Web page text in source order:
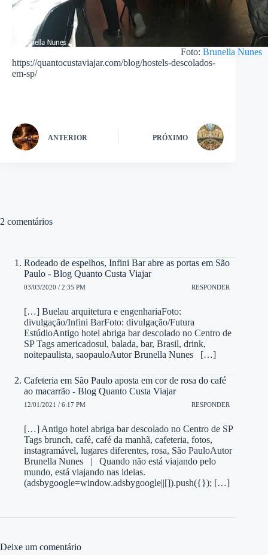
Foto: Brunella Nunes
https://quantocustaviajar.com/blog/hostels-descolados-
em-sp/
ANTERIOR PRÓXIMO
2 comentários
Rodeado de espelhos, Infini Bar abre as portas em São
Paulo - Blog Quanto Custa Viajar
03/03/2020 / 2:35 PM RESPONDER
[…] Buelau arquitetura e engenhariaFoto:
divulgação/Infini BarFoto: divulgação/Futura
EstúdioAntigo hotel abriga bar descolado no Centro de
SP Tags americadosul, balada, bar, Brasil, drink,
noitepaulista, saopauloAutor Brunella Nunes […]
Cafeteria em São Paulo aposta em cor de rosa do café
ao macarrão - Blog Quanto Custa Viajar
12/01/2021 / 6:17 PM RESPONDER
[…] Antigo hotel abriga bar descolado no Centro de SP
Tags brunch, café, café da manhã, cafeteria, fotos,
instagramável, lugares diferentes, rosa, São PauloAutor
Brunella Nunes | Quando não está viajando pelo
mundo, está viajando nas ideias.
(adsbygoogle=window.adsbygoogle||[]).push({}); […]
Deixe um comentário